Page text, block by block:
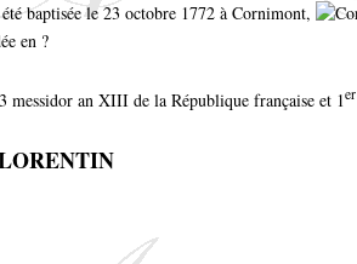
été baptisée le 23 octobre 1772 à Cornimont,
en ?
messidor an XIII de la République française et 1er